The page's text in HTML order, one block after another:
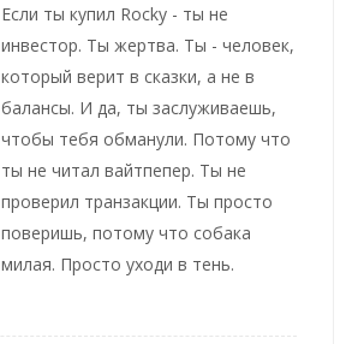
Если ты купил Rocky - ты не
инвестор. Ты жертва. Ты - человек,
который верит в сказки, а не в
балансы. И да, ты заслуживаешь,
чтобы тебя обманули. Потому что
ты не читал вайтпепер. Ты не
проверил транзакции. Ты просто
поверишь, потому что собака
милая. Просто уходи в тень.